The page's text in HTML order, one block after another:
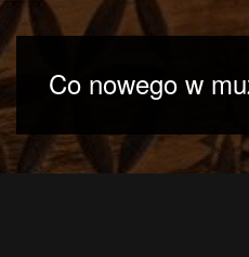
Co nowego w